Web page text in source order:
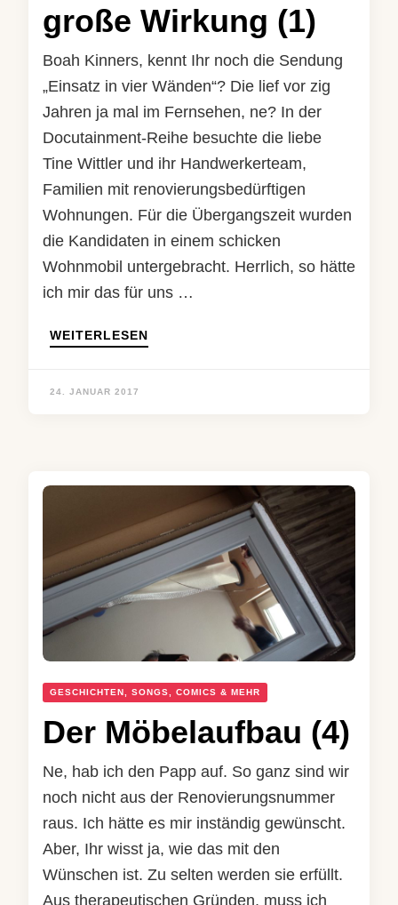
große Wirkung (1)
Boah Kinners, kennt Ihr noch die Sendung
„Einsatz in vier Wänden“? Die lief vor zig
Jahren ja mal im Fernsehen, ne? In der
Docutainment-Reihe besuchte die liebe
Tine Wittler und ihr Handwerkerteam,
Familien mit renovierungsbedürftigen
Wohnungen. Für die Übergangszeit wurden
die Kandidaten in einem schicken
Wohnmobil untergebracht. Herrlich, so hätte
ich mir das für uns …
WEITERLESEN
24. JANUAR 2017
GESCHICHTEN, SONGS, COMICS & MEHR
Der Möbelaufbau (4)
Ne, hab ich den Papp auf. So ganz sind wir
noch nicht aus der Renovierungsnummer
raus. Ich hätte es mir inständig gewünscht.
Aber, Ihr wisst ja, wie das mit den
Wünschen ist. Zu selten werden sie erfüllt.
Aus therapeutischen Gründen, muss ich